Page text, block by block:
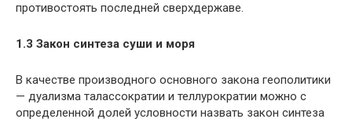
противостоять последней сверхдержаве.
1.3 Закон синтеза суши и моря
В качестве производного основного закона геополитики
— дуализма талассократии и теллурократии можно с
определенной долей условности назвать закон синтеза